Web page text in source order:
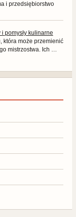
i przedsiębiorstwo
pomysły kulinarne
która może przemienić
mistrzostwa. Ich …